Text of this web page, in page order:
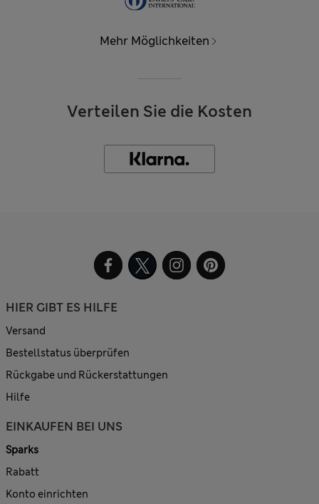
Mehr Möglichkeiten
Verteilen Sie die Kosten
HIER GIBT ES HILFE
Versand
Bestellstatus überprüfen
Rückgabe und Rückerstattungen
Hilfe
EINKAUFEN BEI UNS
Sparks
Rabatt
Konto einrichten